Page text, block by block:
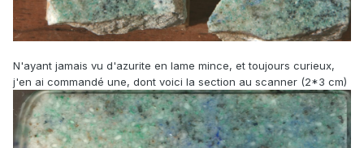
N'ayant jamais vu d'azurite en lame mince, et toujours curieux,
j'en ai commandé une, dont voici la section au scanner (2*3 cm)